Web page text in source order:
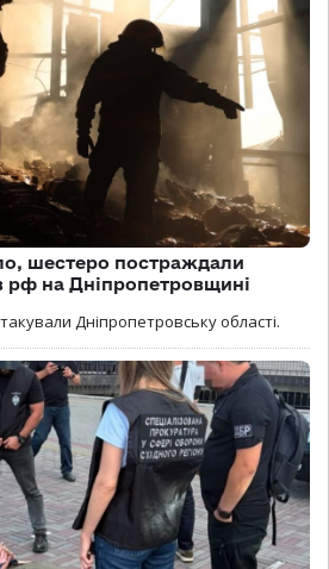
шестеро постраждали
рф на Дніпропетровщині
Дніпропетровську області.